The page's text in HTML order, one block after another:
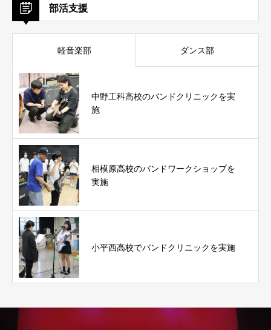
部活支援
軽音楽部 ダンス部
中野工科高校のバンドクリニックを実
施
相模原高校のバンドワークショップを
実施
小平西高校でバンドクリニックを実施